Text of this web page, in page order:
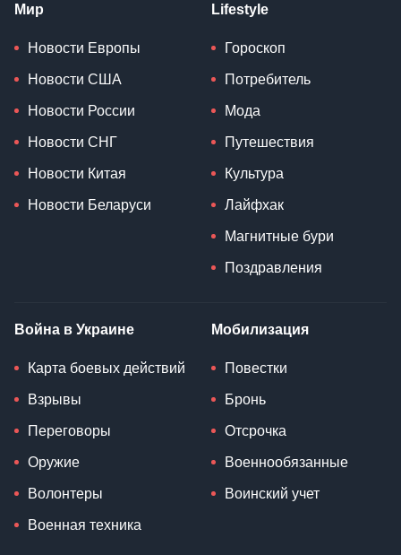
Мир
Новости Европы
Новости США
Новости России
Новости СНГ
Новости Китая
Новости Беларуси
Lifestyle
Гороскоп
Потребитель
Мода
Путешествия
Культура
Лайфхак
Магнитные бури
Поздравления
Война в Украине
Карта боевых действий
Взрывы
Переговоры
Оружие
Волонтеры
Военная техника
Мобилизация
Повестки
Бронь
Отсрочка
Военнообязанные
Воинский учет